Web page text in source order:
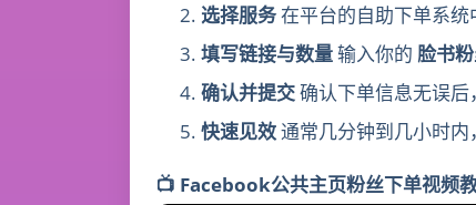
选择服务在平台的自助下单系统
填写链接与数量输入你的 脸书
确认并提交确认下单信息无误后
快速见效通常几分钟到几小时
📺 Facebook公共主页粉丝下单视频